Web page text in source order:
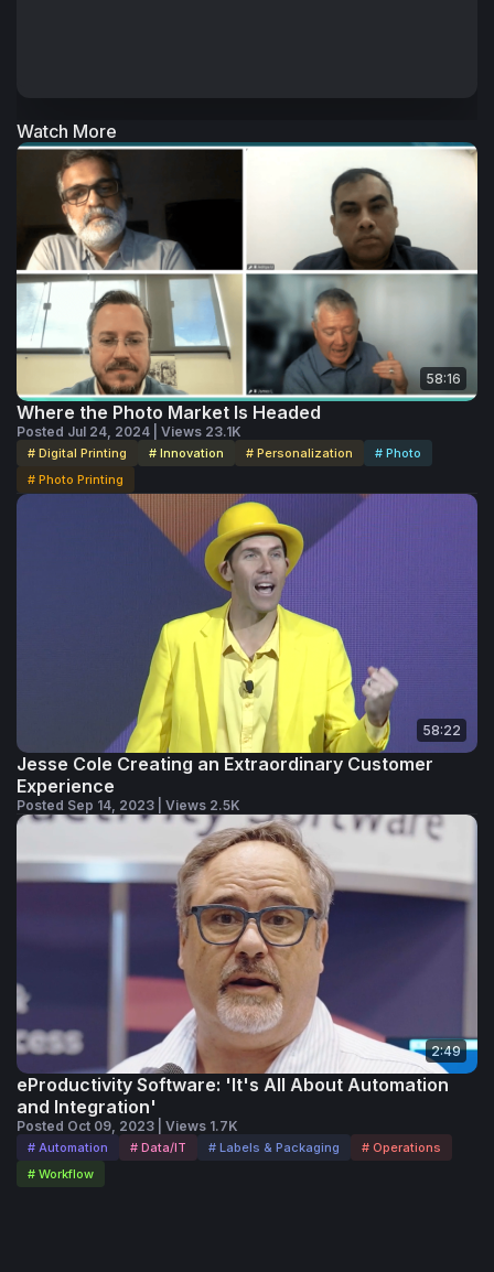
Watch More
58:16
Where the Photo Market Is Headed
Posted Jul 24, 2024 | Views 23.1K
# Digital Printing # Innovation # Personalization
# Photo
# Photo Printing
58:22
Jesse Cole Creating an Extraordinary Customer
Experience
Posted Sep 14, 2023 | Views 2.5K
2:49
eProductivity Software: 'It's All About Automation
and Integration'
Posted Oct 09, 2023 | Views 1.7K
# Automation # Data/IT # Labels & Packaging
# Operations
# Workflow